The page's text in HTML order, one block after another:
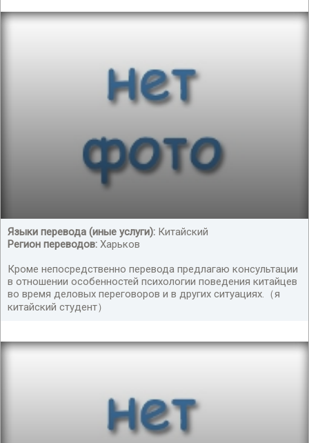
китайский переводчик ищёт работу
Языки перевода (иные услуги): Китайский
Регион переводов: Харьков
Кроме непосредственно перевода предлагаю консультации
в отношении особенностей психологии поведения китайцев
во время деловых переговоров и в других ситуациях.（я
китайский студент）